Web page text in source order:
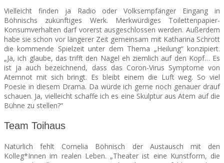
Vielleicht finden ja Radio oder Volksempfänger Eingang in
Böhnischs zukünftiges Werk. Merkwürdiges Toilettenpapier-
Konsumverhalten darf vorerst ausgeschlossen werden. Außerdem
habe sie schon vor längerer Zeit gemeinsam mit Katharina Schrott
die kommende Spielzeit unter dem Thema „Heilung“ konzipiert.
„Ja, ich glaube, das trifft den Nagel eh ziemlich auf den Kopf… Es
ist ja auch bezeichnend, dass das Coron-Virus Symptome von
Atemnot mit sich bringt. Es bleibt einem die Luft weg. So viel
Poesie in diesem Drama. Da würde ich gerne noch genauer drauf
schauen. Ja, vielleicht schaffe ich es eine Skulptur aus Atem auf die
Bühne zu stellen?“
Team Toihaus
Natürlich fehlt Cornelia Böhnisch der Austausch mit den
Kolleg*Innen im realen Leben. „Theater ist eine Kunstform, die